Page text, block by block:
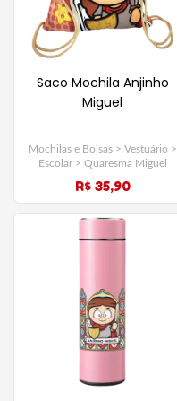
Saco Mochila Anjinho
Miguel
Mochilas e Bolsas > Vestuário >
Escolar > Quaresma Miguel
R$ 35,90